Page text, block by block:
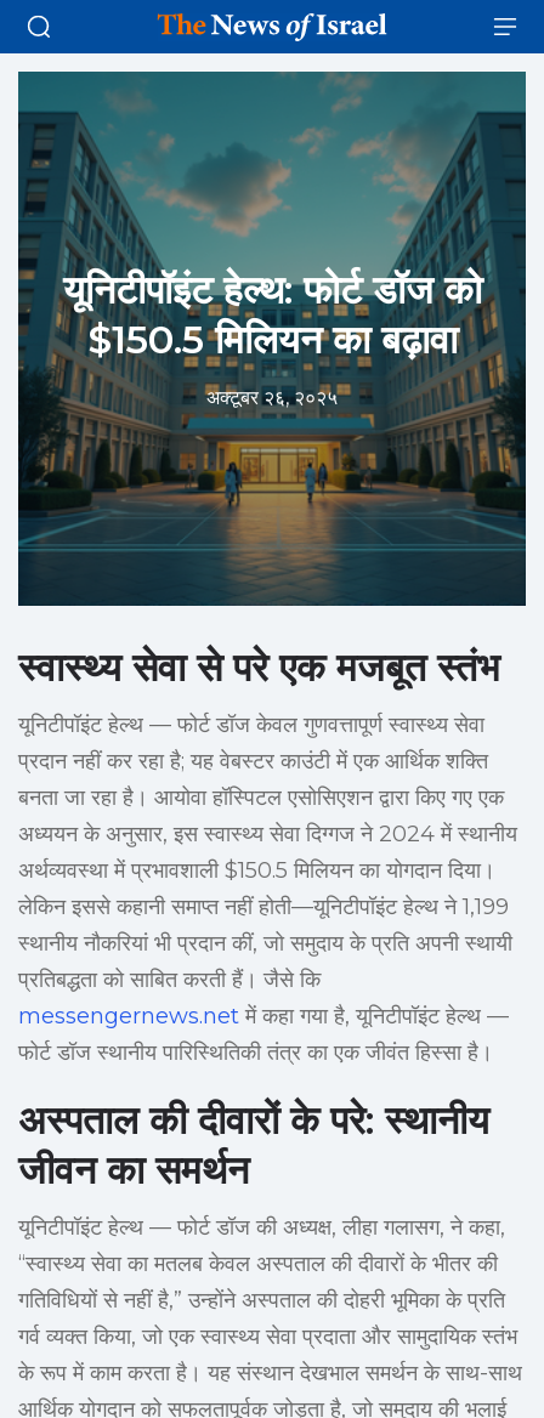
यूनिटीपॉइंट हेल्थ: फोर्ट डॉज को
$150.5 मिलियन का बढ़ावा
अक्टूबर २६, २०२५
स्वास्थ्य सेवा से परे एक मजबूत स्तंभ
यूनिटीपॉइंट हेल्थ — फोर्ट डॉज केवल गुणवत्तापूर्ण स्वास्थ्य सेवा
प्रदान नहीं कर रहा है; यह वेबस्टर काउंटी में एक आर्थिक शक्ति
बनता जा रहा है। आयोवा हॉस्पिटल एसोसिएशन द्वारा किए गए एक
अध्ययन के अनुसार, इस स्वास्थ्य सेवा दिग्गज ने 2024 में स्थानीय
अर्थव्यवस्था में प्रभावशाली $150.5 मिलियन का योगदान दिया।
लेकिन इससे कहानी समाप्त नहीं होती—यूनिटीपॉइंट हेल्थ ने 1,199
स्थानीय नौकरियां भी प्रदान कीं, जो समुदाय के प्रति अपनी स्थायी
प्रतिबद्धता को साबित करती हैं। जैसे कि
messengernews.netमें कहा गया है, यूनिटीपॉइंट हेल्थ —
फोर्ट डॉज स्थानीय पारिस्थितिकी तंत्र का एक जीवंत हिस्सा है।
अस्पताल की दीवारों के परे: स्थानीय
जीवन का समर्थन
यूनिटीपॉइंट हेल्थ — फोर्ट डॉज की अध्यक्ष, लीहा गलासग, ने कहा,
“स्वास्थ्य सेवा का मतलब केवल अस्पताल की दीवारों के भीतर की
गतिविधियों से नहीं है,” उन्होंने अस्पताल की दोहरी भूमिका के प्रति
गर्व व्यक्त किया, जो एक स्वास्थ्य सेवा प्रदाता और सामुदायिक स्तंभ
के रूप में काम करता है। यह संस्थान देखभाल समर्थन के साथ-साथ
आर्थिक योगदान को सफलतापूर्वक जोड़ता है, जो समुदाय की भलाई